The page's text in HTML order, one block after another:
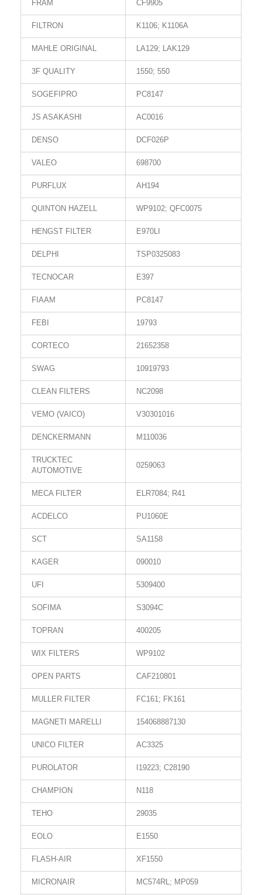
FRAM CF9905
FILTRON K1106; K1106A
MAHLE ORIGINAL LA129; LAK129
3F QUALITY 1550; 550
SOGEFIPRO PC8147
JS ASAKASHI AC0016
DENSO DCF026P
VALEO 698700
PURFLUX AH194
QUINTON HAZELL WP9102; QFC0075
HENGST FILTER E970LI
DELPHI TSP0325083
TECNOCAR E397
FIAAM PC8147
FEBI 19793
CORTECO 21652358
SWAG 10919793
CLEAN FILTERS NC2098
VEMO (VAICO) V30301016
DENCKERMANN M110036
TRUCKTEC
AUTOMOTIVE
0259063
MECA FILTER ELR7084; R41
ACDELCO PU1060E
SCT SA1158
KAGER 090010
UFI 5309400
SOFIMA S3094C
TOPRAN 400205
WIX FILTERS WP9102
OPEN PARTS CAF210801
MULLER FILTER FC161; FK161
MAGNETI MARELLI 154068887130
UNICO FILTER AC3325
PUROLATOR I19223; C28190
CHAMPION N118
TEHO 29035
EOLO E1550
FLASH-AIR XF1550
MICRONAIR MC574RL; MP059